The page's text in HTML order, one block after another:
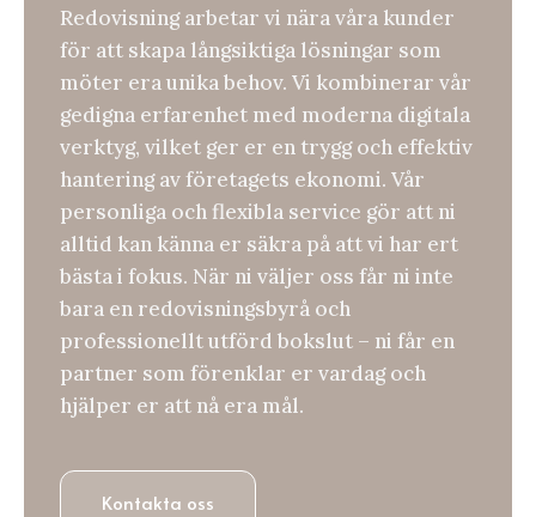
Redovisning arbetar vi nära våra kunder
för att skapa långsiktiga lösningar som
möter era unika behov. Vi kombinerar vår
gedigna erfarenhet med moderna digitala
verktyg, vilket ger er en trygg och effektiv
hantering av företagets ekonomi. Vår
personliga och flexibla service gör att ni
alltid kan känna er säkra på att vi har ert
bästa i fokus. När ni väljer oss får ni inte
bara en redovisningsbyrå och
professionellt utförd bokslut – ni får en
partner som förenklar er vardag och
hjälper er att nå era mål.
Kontakta oss